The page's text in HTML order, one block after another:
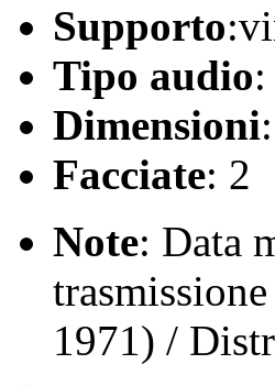
Supporto
Tipo audio
Dimensioni
Facciate: 2
Note: Data
1971) /